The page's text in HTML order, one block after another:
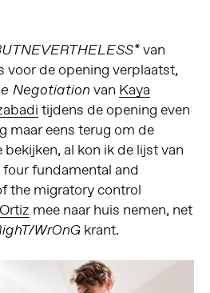
van
voor de opening verplaatst,
Negotiation van Kaya
tijdens de opening even
maar eens terug om de
al kon ik de lijst van
fundamental and
the migratory control
mee naar huis nemen, net
WrOnGkrant.